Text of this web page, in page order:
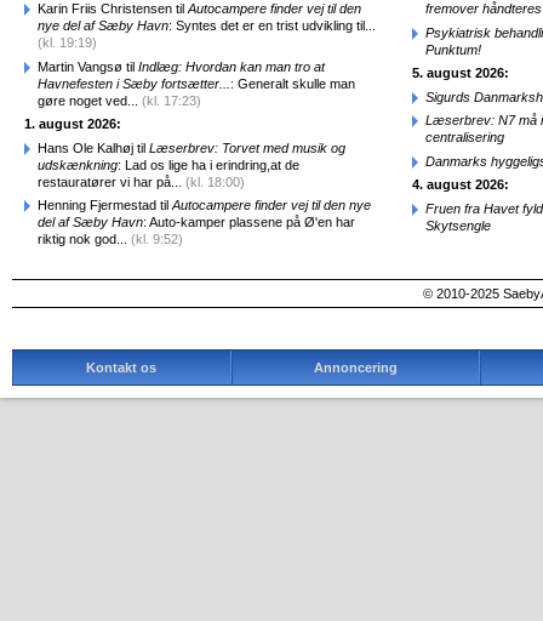
Karin Friis Christensen til Autocampere finder vej til den
nye del af Sæby Havn: Syntes det er en trist udvikling til...
(kl. 19:19)
Martin Vangsø til Indlæg: Hvordan kan man tro at
Havnefesten i Sæby fortsætter... : Generalt skulle man
gøre noget ved... (kl. 17:23)
1. august 2026:
Hans Ole Kalhøj til Læserbrev: Torvet med musik og
udskænkning: Lad os lige ha i erindring,at de
restauratører vi har på... (kl. 18:00)
Henning Fjermestad til Autocampere finder vej til den nye
del af Sæby Havn: Auto-kamper plassene på Ø'en har
riktig nok god... (kl. 9:52)
fremover
Psykiatrisk
Punktum!
5. august 2026:
Sigurds
Læserbrev: N7 må
centralisering
Danmarks
4. august 2026:
Fruen fra Havet
Skytsengle
© 2010-2025
Kontakt os Annoncering